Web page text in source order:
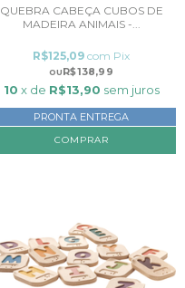
QUEBRA CABEÇA CUBOS DE
MADEIRA ANIMAIS -...
R$138,99
R$125,09 com Pix
10 x de R$13,90 sem juros
PRONTA ENTREGA